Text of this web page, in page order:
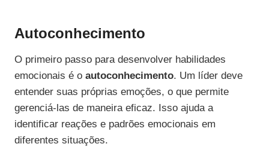
Autoconhecimento
O primeiro passo para desenvolver habilidades
emocionais é o autoconhecimento. Um líder deve
entender suas próprias emoções, o que permite
gerenciá-las de maneira eficaz. Isso ajuda a
identificar reações e padrões emocionais em
diferentes situações.